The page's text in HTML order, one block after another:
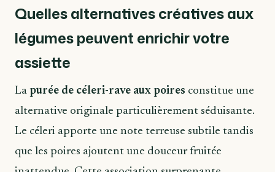
Quelles alternatives créatives aux
légumes peuvent enrichir votre
assiette
La purée de céleri-rave aux poires constitue une
alternative originale particulièrement séduisante.
Le céleri apporte une note terreuse subtile tandis
que les poires ajoutent une douceur fruitée